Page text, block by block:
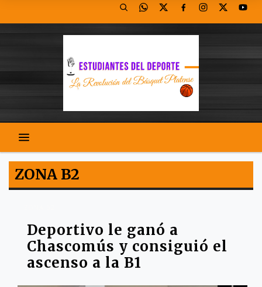
ZONA B2
Deportivo le ganó a
Chascomús y consiguió el
ascenso a la B1